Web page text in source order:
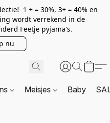
1 + = 30%, 3+ = 40% en
wordt verrekend in de
Feetje pyjama's.
nu
Meisjes Baby